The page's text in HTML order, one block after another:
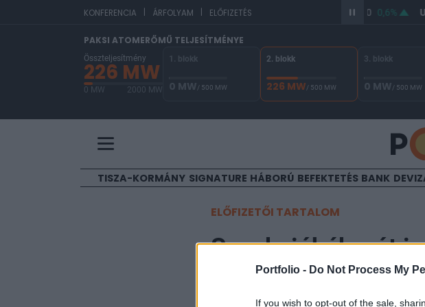
Portfolio - Do Not Process My
If you wish to opt-out of the sale,
KONFERENCIA | ÁRFOLYAM | ELŐFIZETÉS 363,90 0,6%
PAKSI ATOMERŐMŰ TELJESÍTMÉNYE
Összteljesítmény
226 MW
0 MW 2000 MW
1. blokk
0 MW/ 500 MW
2. blokk
226 MW/ 500 MW
3. blokk
0 MW/ 500 MW
TISZA-KORMÁNY SIGNATURE HÁBORÚ BEFEKTETÉS BANK
ELŐFIZETŐI TARTALOM
Szankcióháborút
ellen